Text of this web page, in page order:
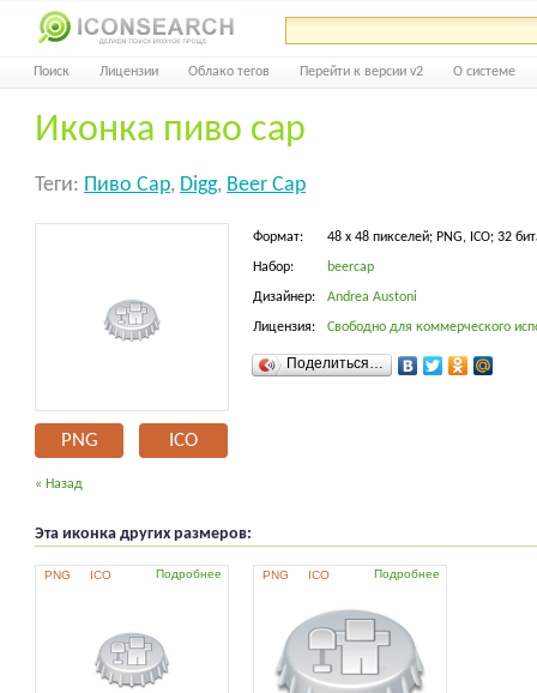
Поиск Лицензии Облако тегов Перейти к версии v2 О системе
Иконка пиво cap
Теги: Пиво Cap, Digg, Beer Cap
PNG ICO
Формат: 48 x 48 пикселей; PNG, ICO; 32
Набор: beercap
Дизайнер: Andrea Austoni
Лицензия: Свободно для коммерческого
Поделиться…
« Назад
Эта иконка других размеров:
PNG ICO Подробнее PNG ICO Подробнее